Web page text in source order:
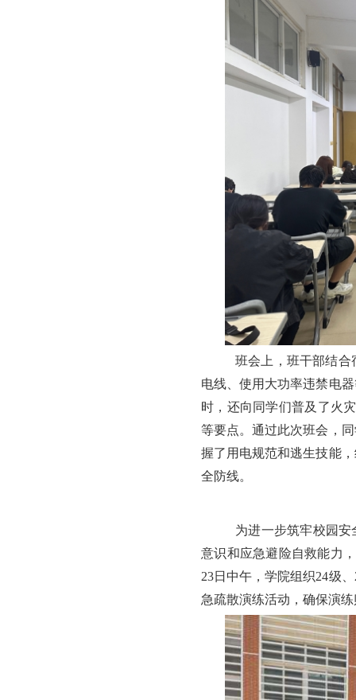
班会上，班干部结合
电线、使用大功率违禁电
时，还向同学们普及了火
等要点。通过此次班会，
握了用电规范和逃生技能
全防线。
为进一步筑牢校园安
意识和应急避险自救能力
23日中午，学院组织24级
急疏散演练活动，确保演